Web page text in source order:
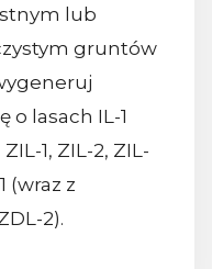
lub
gruntów
o lasach IL-1
1, ZIL-2, ZIL-
(wraz z
2).